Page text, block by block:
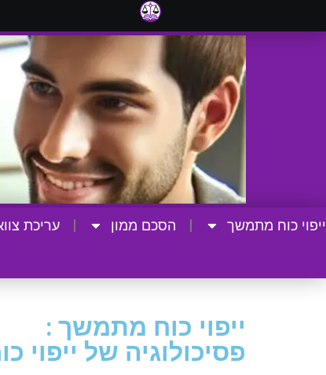
ייפוי כוח מתמשך הסכם ממון עריכת
ייפוי כוח מתמשך :
פסיכולוגיה של